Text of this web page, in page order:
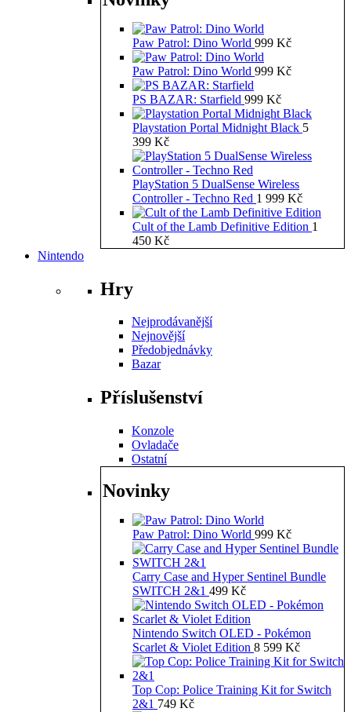
Paw Patrol: Dino World 999 Kč
Paw Patrol: Dino World 999 Kč
PS BAZAR: Starfield 999 Kč
Playstation Portal Midnight Black 5
399 Kč
PlayStation 5 DualSense Wireless
Controller - Techno Red 1 999 Kč
Cult of the Lamb Definitive Edition 1
450 Kč
Nintendo
Hry
Nejprodávanější
Nejnovější
Předobjednávky
Bazar
Příslušenství
Konzole
Ovladače
Ostatní
Novinky
Paw Patrol: Dino World 999 Kč
Carry Case and Hyper Sentinel Bundle
SWITCH 2&1 499 Kč
Nintendo Switch OLED - Pokémon
Scarlet & Violet Edition 8 599 Kč
Top Cop: Police Training Kit for Switch
2&1 749 Kč